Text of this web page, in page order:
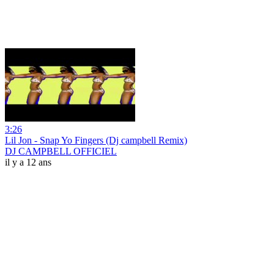
3:26
Lil Jon - Snap Yo Fingers (Dj campbell Remix)
DJ CAMPBELL OFFICIEL
il y a 12 ans